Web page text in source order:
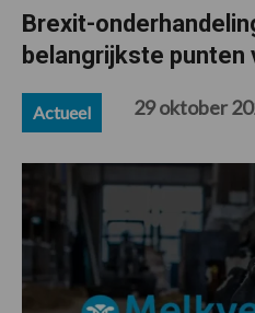
Brexit-
belangrijkste punten
Actueel 29 oktober